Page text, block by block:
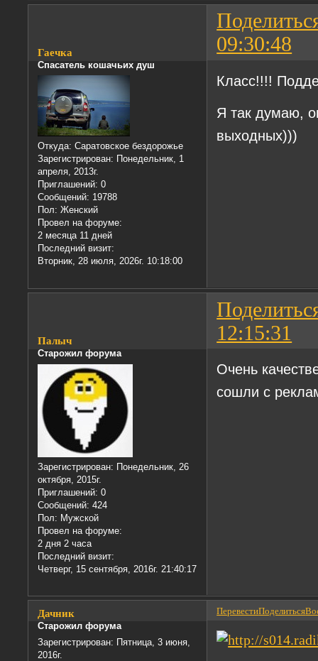
09:30:48
Гаечка
Спасатель кошачьих душ
Откуда: Саратовское бездорожье
Зарегистрирован: Понедельник, 1
апреля, 2013г.
Приглашений: 0
Сообщений: 19788
Пол: Женский
Провел на форуме:
2 месяца 11 дней
Последний визит:
Вторник, 28 июля, 2026г. 10:18:00
Класс!!!!
Я так думаю,
выходных)))
12:15:31
Пaлыч
Старожил форума
Зарегистрирован: Понедельник, 26
октября, 2015г.
Приглашений: 0
Сообщений: 424
Пол: Мужской
Провел на форуме:
2 дня 2 часа
Последний визит:
Четверг, 15 сентября, 2016г. 21:40:17
Очень
сошли с
ПеревестиПоделиться
Дачник
Старожил форума
Зарегистрирован: Пятница, 3 июня,
2016г.